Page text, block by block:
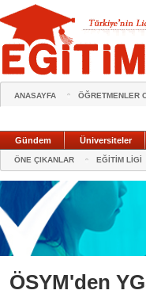
ANASAYFA ÖĞRETMENLER
Gündem Üniversiteler
ÖNE ÇIKANLAR EĞİTİM LİGİ
ÖSYM'den